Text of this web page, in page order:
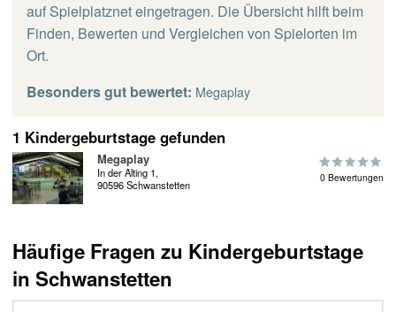
auf Spielplatznet eingetragen. Die Übersicht hilft beim
Finden, Bewerten und Vergleichen von Spielorten im
Ort.
Besonders gut bewertet: Megaplay
1 Kindergeburtstage gefunden
Megaplay
In der Alting 1,
90596 Schwanstetten
0 Bewertungen
Häufige Fragen zu Kindergeburtstage
in Schwanstetten